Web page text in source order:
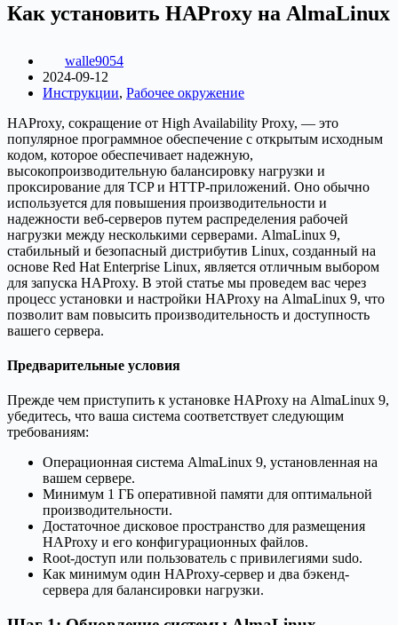
Как установить HAProxy на AlmaLinux
walle9054
2024-09-12
Инструкции, Рабочее окружение
HAProxy, сокращение от High Availability Proxy, — это
популярное программное обеспечение с открытым исходным
кодом, которое обеспечивает надежную,
высокопроизводительную балансировку нагрузки и
проксирование для TCP и HTTP-приложений. Оно обычно
используется для повышения производительности и
надежности веб-серверов путем распределения рабочей
нагрузки между несколькими серверами. AlmaLinux 9,
стабильный и безопасный дистрибутив Linux, созданный на
основе Red Hat Enterprise Linux, является отличным выбором
для запуска HAProxy. В этой статье мы проведем вас через
процесс установки и настройки HAProxy на AlmaLinux 9, что
позволит вам повысить производительность и доступность
вашего сервера.
Предварительные условия
Прежде чем приступить к установке HAProxy на AlmaLinux 9,
убедитесь, что ваша система соответствует следующим
требованиям:
Операционная система AlmaLinux 9, установленная на
вашем сервере.
Минимум 1 ГБ оперативной памяти для оптимальной
производительности.
Достаточное дисковое пространство для размещения
HAProxy и его конфигурационных файлов.
Root-доступ или пользователь с привилегиями sudo.
Как минимум один HAProxy-сервер и два бэкенд-
сервера для балансировки нагрузки.